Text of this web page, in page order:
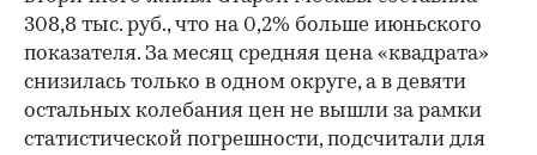
308,8 тыс. руб., что на 0,2% больше июньского
показателя. За месяц средняя цена «квадрата»
снизилась только в одном округе, а в девяти
остальных колебания цен не вышли за рамки
статистической погрешности, подсчитали для